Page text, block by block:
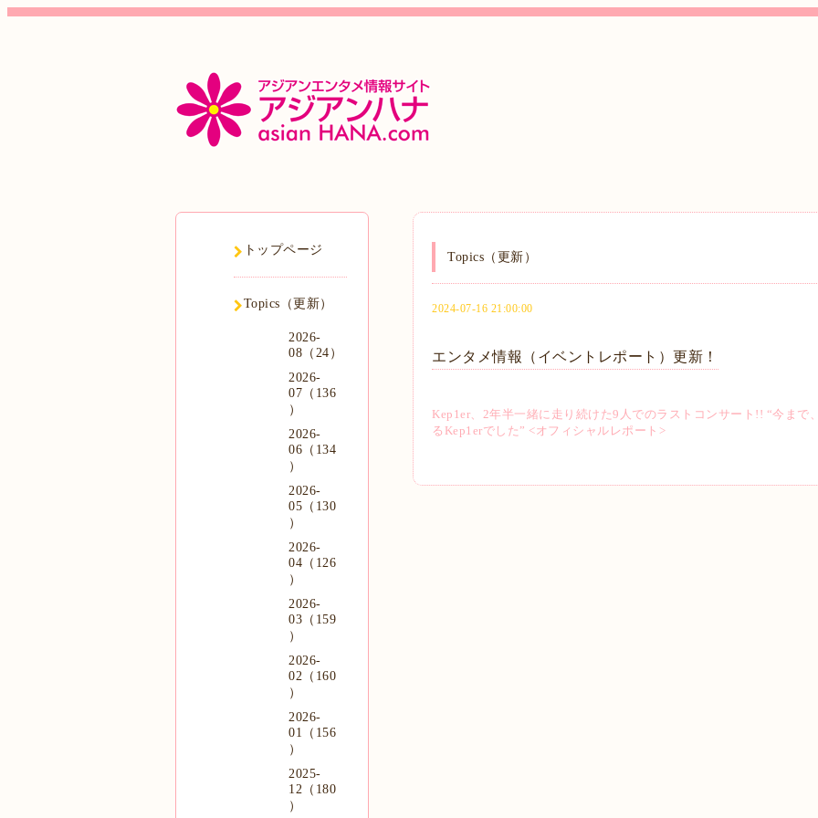
Topics（更新）
2024-07-16 21:00:00
エンタメ情報（イベントレポート）更新！
Kep1er、2年半一緒に走り続けた9人でのラストコンサート!! “今まで
るKep1erでした” <オフィシャルレポート>
トップページ
Topics（更新）
2026-
08（24）
2026-
07（136
）
2026-
06（134
）
2026-
05（130
）
2026-
04（126
）
2026-
03（159
）
2026-
02（160
）
2026-
01（156
）
2025-
12（180
）